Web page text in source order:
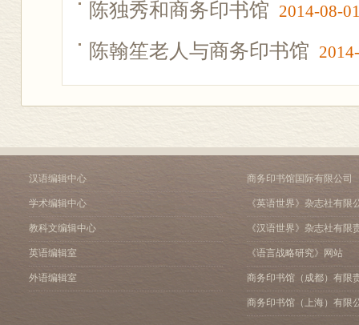
陈独秀和商务印书馆 2014-08-
陈翰笙老人与商务印书馆
汉语编辑中心
学术编辑中心
教科文编辑中心
英语编辑室
外语编辑室
商务印书馆国际有限公司
《英语世界》杂志社有限
《汉语世界》杂志社有限
《语言战略研究》网站
商务印书馆（成都）有限
商务印书馆（上海）有限